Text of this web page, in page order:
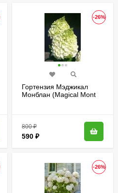
-26%
Гортензия Мэджикал
Монблан (Magical Mont
800₽
590 ₽
-26%